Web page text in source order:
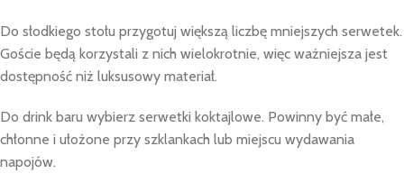
Do słodkiego stołu przygotuj większą liczbę mniejszych serwetek.
Goście będą korzystali z nich wielokrotnie, więc ważniejsza jest
dostępność niż luksusowy materiał.
Do drink baru wybierz serwetki koktajlowe. Powinny być małe,
chłonne i ułożone przy szklankach lub miejscu wydawania
napojów.